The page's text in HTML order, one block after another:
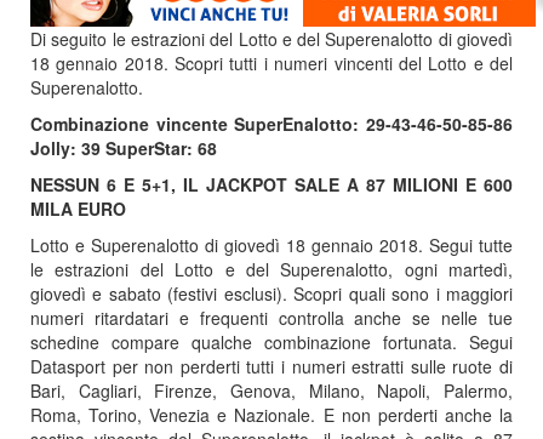
Di seguito le estrazioni del Lotto e del Superenalotto di giovedì
18 gennaio 2018. Scopri tutti i numeri vincenti del Lotto e del
Superenalotto.
Combinazione vincente SuperEnalotto: 29-43-46-50-85-86
Jolly: 39 SuperStar: 68
NESSUN 6 E 5+1, IL JACKPOT SALE A 87 MILIONI E 600
MILA EURO
Lotto e Superenalotto di giovedì 18 gennaio 2018. Segui tutte
le estrazioni del Lotto e del Superenalotto, ogni martedì,
giovedì e sabato (festivi esclusi). Scopri quali sono i maggiori
numeri ritardatari e frequenti controlla anche se nelle tue
schedine compare qualche combinazione fortunata. Segui
Datasport per non perderti tutti i numeri estratti sulle ruote di
Bari, Cagliari, Firenze, Genova, Milano, Napoli, Palermo,
Roma, Torino, Venezia e Nazionale. E non perderti anche la